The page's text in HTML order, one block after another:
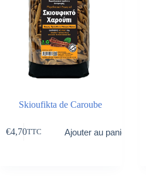
Skioufikta de Caroube
€4,70TTC Ajouter au panier